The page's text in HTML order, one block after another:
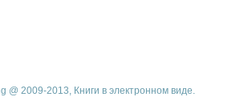
@ 2009-2013, Книги в электронном виде.